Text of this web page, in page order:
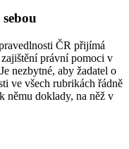
ČR přijímá
právní pomoci v
nezbytné, aby žadatel o
ve všech rubrikách řádně
němu doklady, na něž v